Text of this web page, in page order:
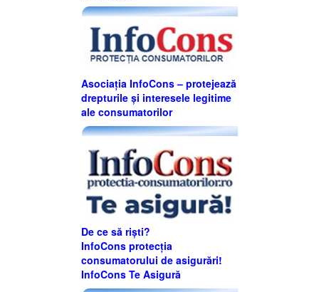
Asociația InfoCons – protejează
drepturile și interesele legitime
ale consumatorilor
De ce să riști?
InfoCons protecția
consumatorului de asigurări!
InfoCons Te Asigură